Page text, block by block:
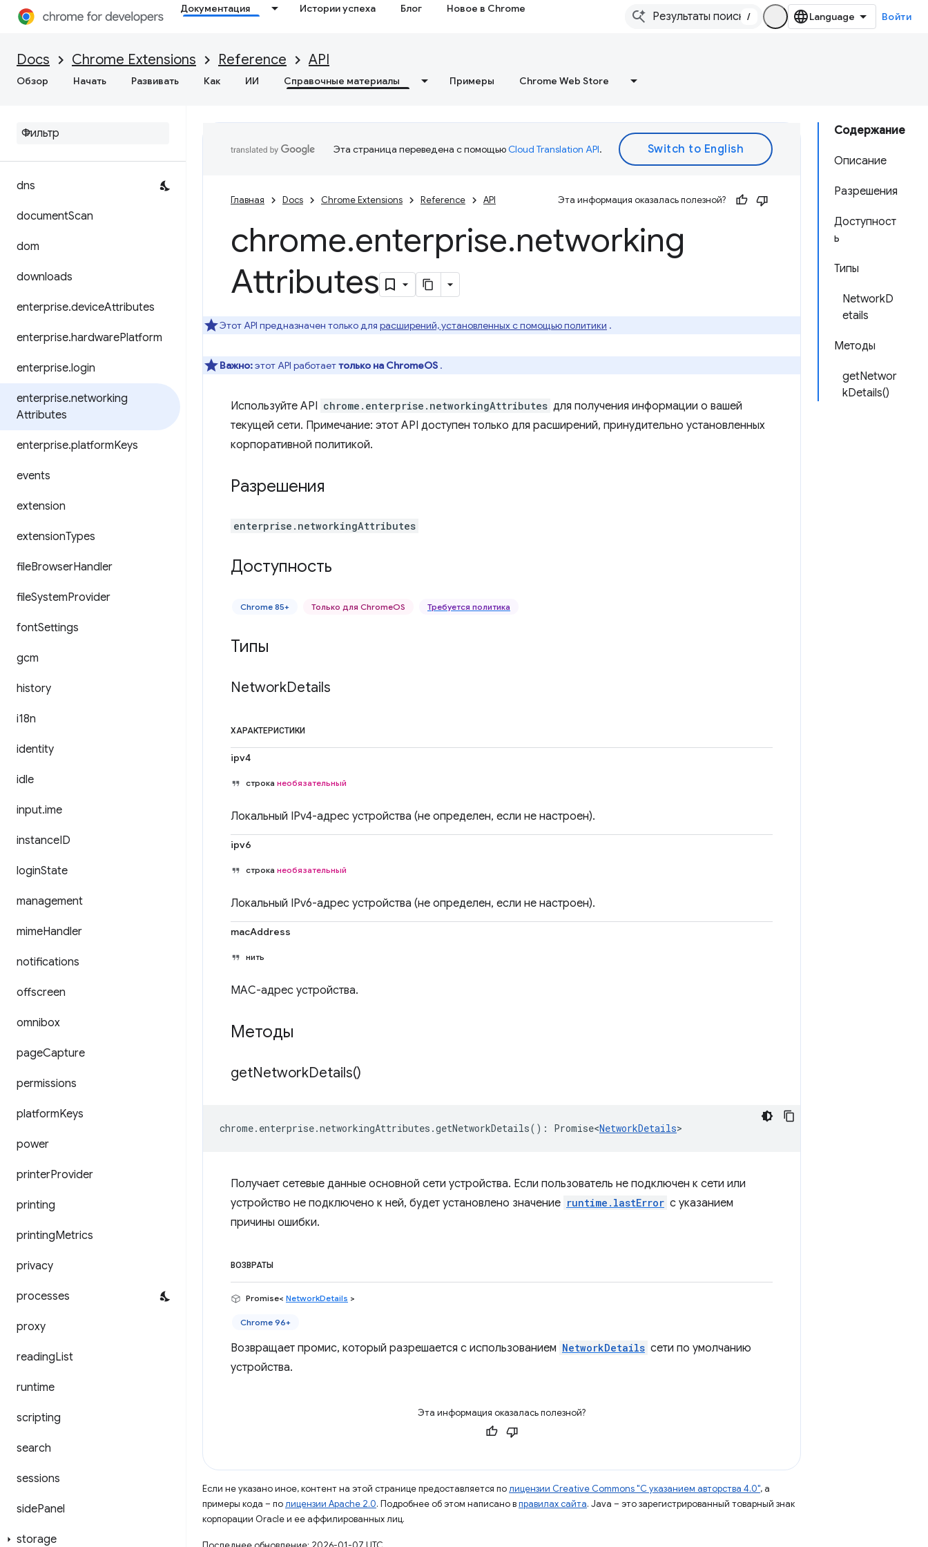
Документация Истории успеха Блог Новое в Chrome
/ Войти
Docs Chrome Extensions Reference API
Обзор Начать Развивать Как ИИ Справочные материалы Примеры Chrome Web Store
devtools.network
devtools
dns
documentScan
dom
downloads
enterprise.deviceAttributes
enterprise.hardwarePlatform
enterprise.login
enterprise.networking
Attributes
enterprise.platformKeys
events
extension
extensionTypes
fileBrowserHandler
fileSystemProvider
fontSettings
gcm
history
i18n
identity
idle
input.ime
instanceID
loginState
management
mimeHandler
notifications
offscreen
omnibox
pageCapture
permissions
platformKeys
power
printerProvider
printing
printingMetrics
privacy
processes
proxy
readingList
runtime
scripting
search
sessions
sidePanel
storage
Содержание
Описание
Разрешения
Доступност
ь
Типы
NetworkD
etails
Методы
getNetwor
kDetails()
Эта страница переведена с помощьюCloud Translation API.
Главная Docs Chrome Extensions Reference API Эта информация оказалась полезной?
chrome.enterprise.networking
Attributes
Этот API предназначен только для расширений, установленных с помощью политики .
Важно:этот API работаеттолько на ChromeOS .
Используйте API chrome.enterprise.networkingAttributes для получения информации о вашей
текущей сети. Примечание: этот API доступен только для расширений, принудительно установленных
корпоративной политикой.
Разрешения
enterprise.networkingAttributes
Доступность
Chrome 85+ Только для ChromeOS Требуется политика
Типы
NetworkDetails
ХАРАКТЕРИСТИКИ
ipv4
строка необязательный
Локальный IPv4-адрес устройства (не определен, если не настроен).
ipv6
строка необязательный
Локальный IPv6-адрес устройства (не определен, если не настроен).
macAddress
нить
MAC-адрес устройства.
Методы
getNetworkDetails()
chrome. enterprise.networkingAttributes .getNetworkDetails() : Promise<NetworkDetails>
Получает сетевые данные основной сети устройства. Если пользователь не подключен к сети или
устройство не подключено к ней, будет установлено значение runtime.lastError с указанием
причины ошибки.
ВОЗВРАТЫ
Promise< NetworkDetails >
Chrome 96+
Возвращает промис, который разрешается с использованием NetworkDetails сети по умолчанию
устройства.
Эта информация оказалась полезной?
Если не указано иное, контент на этой странице предоставляется полицензии Creative Commons "С указанием авторства 4.0", а
примеры кода – полицензии Apache 2.0. Подробнее об этом написано вправилах сайта. Java – это зарегистрированный товарный знак
корпорации Oracle и ее аффилированных лиц.